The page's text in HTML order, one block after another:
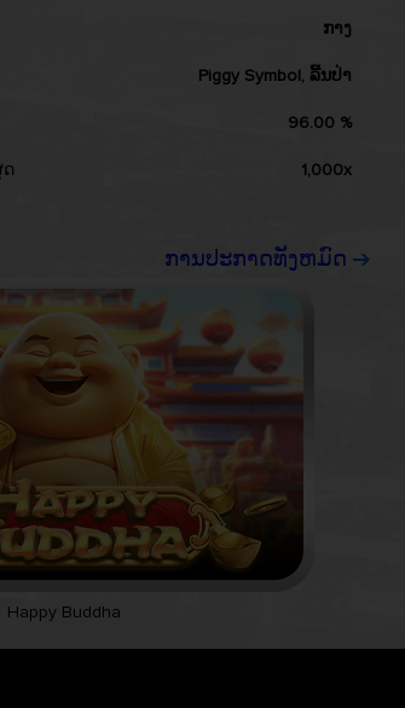
ກາງ
Piggy Symbol, ລີ້ນປ່າ
96.00 %
ດ 1,000x
ການປະກາດທັງຫມົດ
Happy Buddha